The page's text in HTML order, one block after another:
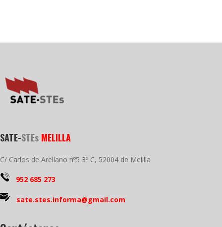
SATE-STEs MELILLA
C/ Carlos de Arellano nº5 3º C, 52004 de Melilla
952 685 273
sate.stes.informa@gmail.com